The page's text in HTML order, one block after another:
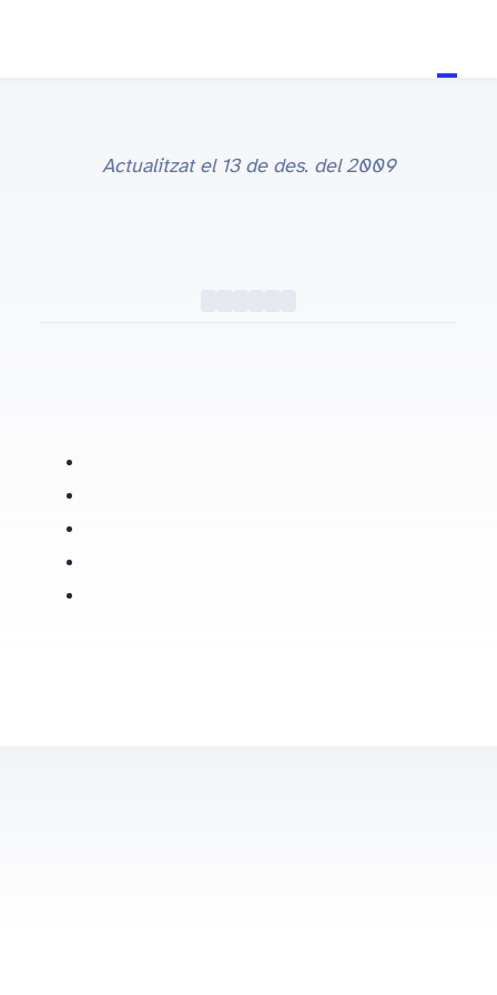
Actualitzat el 13 de des. del 2009